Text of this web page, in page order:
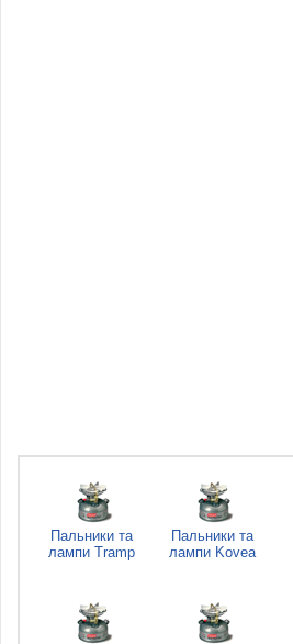
Пальники та
лампи Tramp
Пальники та
лампи Kovea